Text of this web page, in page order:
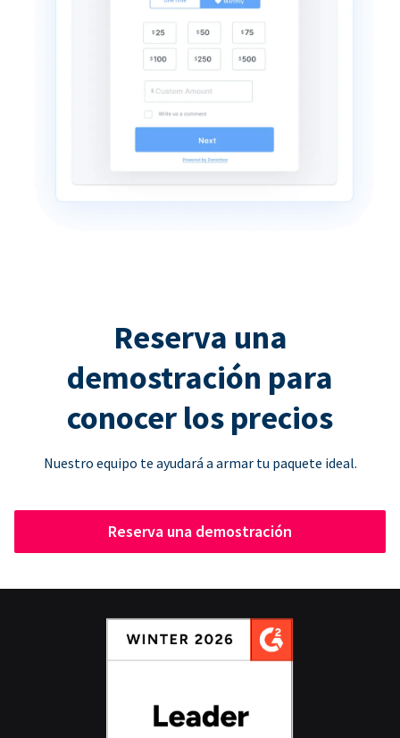
Reserva una
demostración para
conocer los precios
Nuestro equipo te ayudará a armar tu paquete ideal.
Reserva una demostración